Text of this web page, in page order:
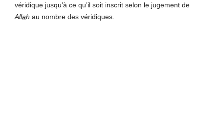
véridique jusqu’à ce qu’il soit inscrit selon le jugement de
Allah au nombre des véridiques.